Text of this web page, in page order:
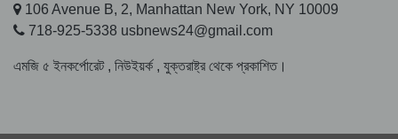
প্রস্তাবিত চুক্তিতে হরমুজ প্রণালির ট্রাফিকের নিয়ন্ত্রণ পেতে
জাতিসংঘে জুলাই গণঅভ্যুত্থান দিবস পালিত
জুলাই গণঅভ্যুত্থানে হত্যাকাণ্ডের বিচার নিশ্চিতের দাবি
106 Avenue B, 2, Manhattan New York, NY 10009
718-925-5338 usbnews24@gmail.com
এমজি ৫ ইনকর্পোরেট , নিউইয়র্ক , যুক্তরাষ্ট্র থেকে প্রকাশিত।